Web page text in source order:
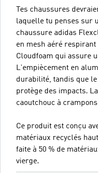
Tes chaussures
laquelle tu penses sur
chaussure adidas
en mesh aéré
Cloudfoam qui assure
L'empiècement en
durabilité, tandis que
protège des impacts.
caoutchouc à
Ce produit est conçu
matériaux recyclés
faite à 50 % de
vierge.